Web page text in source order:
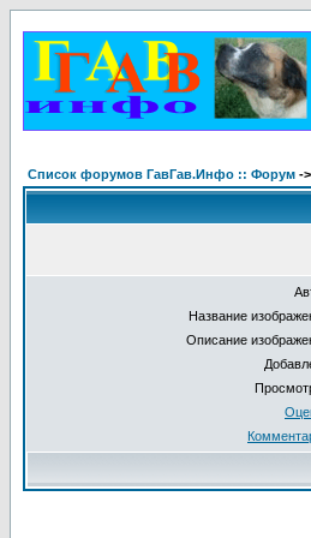
Список форумов ГавГав.Инфо :: Форум ->
Название
Описание